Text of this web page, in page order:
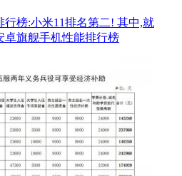
行榜:小米11排名第二! 其中,就
卓旗舰手机性能排行榜